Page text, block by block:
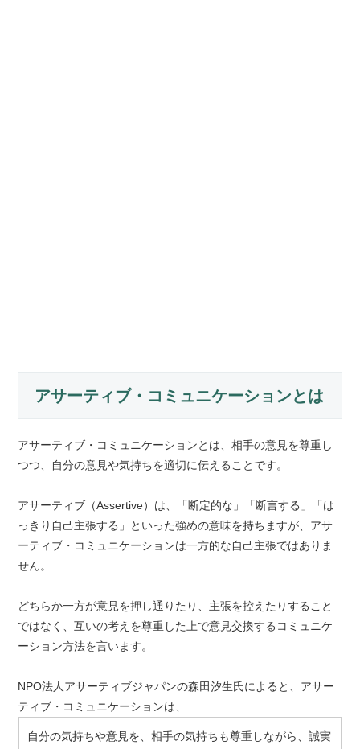
アサーティブ・コミュニケーションとは
アサーティブ・コミュニケーションとは、相手の意見を尊重し
つつ、自分の意見や気持ちを適切に伝えることです。
アサーティブ（Assertive）は、「断定的な」「断言する」「は
っきり自己主張する」といった強めの意味を持ちますが、アサ
ーティブ・コミュニケーションは一方的な自己主張ではありま
せん。
どちらか一方が意見を押し通りたり、主張を控えたりすること
ではなく、互いの考えを尊重した上で意見交換するコミュニケ
ーション方法を言います。
NPO法人アサーティブジャパンの森田汐生氏によると、アサー
ティブ・コミュニケーションは、
自分の気持ちや意見を、相手の気持ちも尊重しながら、誠実